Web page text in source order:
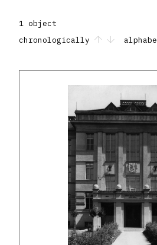
1 object
chronologically